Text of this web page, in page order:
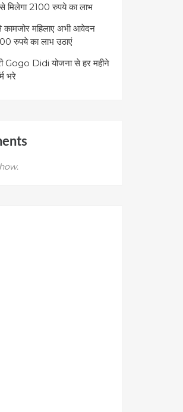
मिलेगा 2100 रुपये का लाभ
महिलाए अभी आवेदन
रुपये का लाभ उठाएं
Gogo Didi योजना से हर महीने
भरे